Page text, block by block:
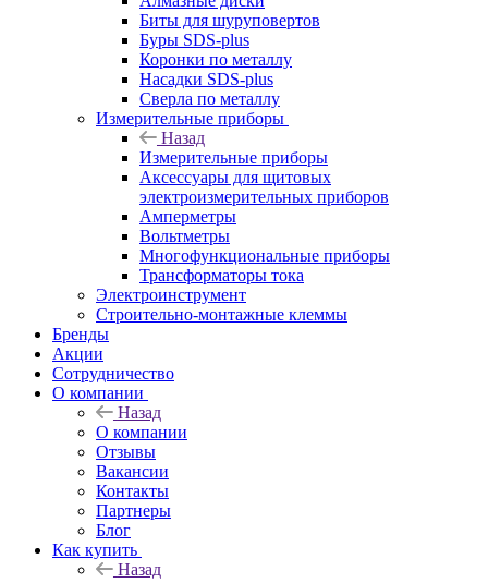
Биты для шуруповертов
Буры SDS-plus
Коронки по металлу
Насадки SDS-plus
Сверла по металлу
Измерительные приборы
Назад
Измерительные приборы
Аксессуары для щитовых
электроизмерительных приборов
Амперметры
Вольтметры
Многофункциональные приборы
Трансформаторы тока
Электроинструмент
Строительно-монтажные клеммы
Бренды
Акции
Сотрудничество
О компании
Назад
О компании
Отзывы
Вакансии
Контакты
Партнеры
Блог
Как купить
Назад